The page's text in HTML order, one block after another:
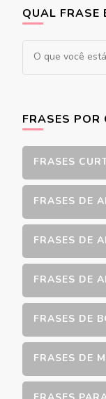
QUAL FRASE
Procurando
algo?
FRASES POR
FRASES
FRASES DE
FRASES DE
FRASES DE
FRASES DE
FRASES DE